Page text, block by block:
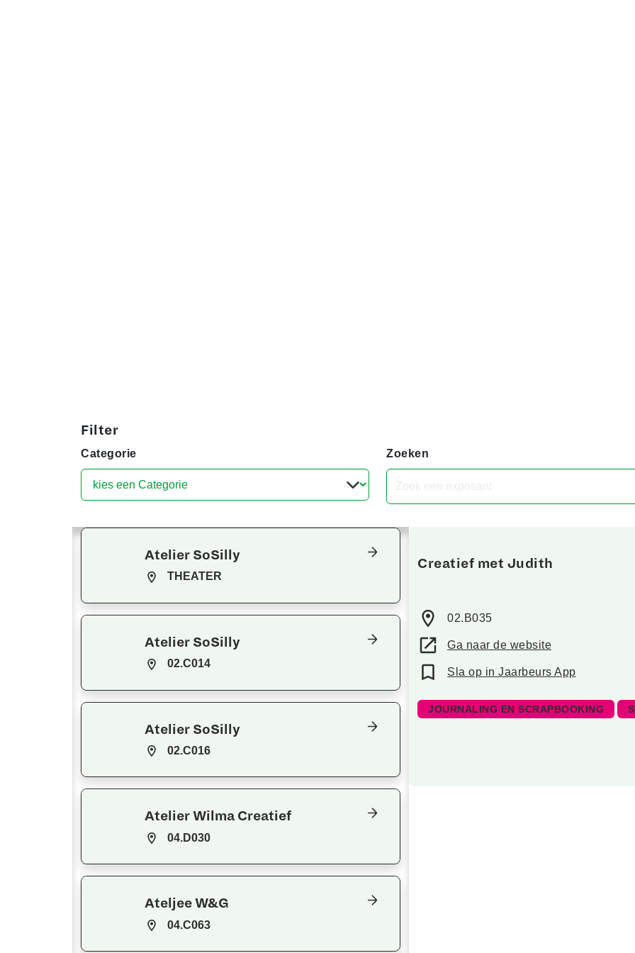
Filter
Categorie Zoeken
Atelier SoSilly
THEATER
Atelier SoSilly
02.C014
Atelier SoSilly
02.C016
Atelier Wilma Creatief
04.D030
Ateljee W&G
04.C063
Creatief met Judith
02.B035
Ga naar de website
Sla op in Jaarbeurs App
JOURNALING EN SCRAPBOOKING